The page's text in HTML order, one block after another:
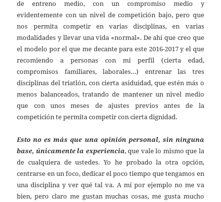
de entreno medio, con un compromiso medio y
evidentemente con un nivel de competición bajo, pero que
nos permita competir en varias disciplinas, en varias
modalidades y llevar una vida «normal». De ahí que creo que
el modelo por el que me decante para este 2016-2017 y el que
recomiendo a personas con mi perfil (cierta edad,
compromisos familiares, laborales…) entrenar las tres
disciplinas del triatlón, con cierta asiduidad, que estén más o
menos balanceados, tratando de mantener un nivel medio
que con unos meses de ajustes previos antes de la
competición te permita competir con cierta dignidad.
Esto no es más que una opinión personal, sin ninguna
base, únicamente la experiencia, que vale lo mismo que la
de cualquiera de ustedes. Yo he probado la otra opción,
centrarse en un foco, dedicar el poco tiempo que tengamos en
una disciplina y ver qué tal va. A mí por ejemplo no me va
bien, pero claro me gustan muchas cosas, me gusta mucho